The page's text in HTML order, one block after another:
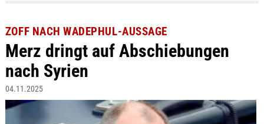
ZOFF NACH WADEPHUL-AUSSAGE
Merz dringt auf Abschiebungen
nach Syrien
04.11.2025